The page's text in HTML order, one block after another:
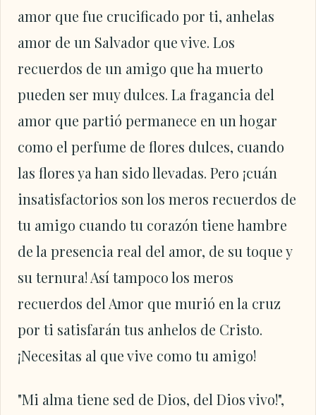
amor que fue crucificado por ti, anhelas
amor de un Salvador que vive. Los
recuerdos de un amigo que ha muerto
pueden ser muy dulces. La fragancia del
amor que partió permanece en un hogar
como el perfume de flores dulces, cuando
las flores ya han sido llevadas. Pero ¡cuán
insatisfactorios son los meros recuerdos de
tu amigo cuando tu corazón tiene hambre
de la presencia real del amor, de su toque y
su ternura! Así tampoco los meros
recuerdos del Amor que murió en la cruz
por ti satisfarán tus anhelos de Cristo.
¡Necesitas al que vive como tu amigo!
"Mi alma tiene sed de Dios, del Dios vivo!",